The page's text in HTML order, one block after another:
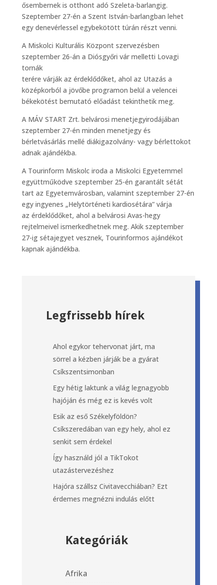
ősembernek is otthont adó Szeleta-barlangig.
Szeptember 27-én a Szent István-barlangban lehet
egy denevérlessel egybekötött túrán részt venni.
A Miskolci Kulturális Központ szervezésben
szeptember 26-án a Diósgyőri vár melletti Lovagi
tornák
terére várják az érdeklődőket, ahol az Utazás a
középkorból a jövőbe programon belül a velencei
békekötést bemutató előadást tekinthetik meg.
A MÁV START Zrt. belvárosi menetjegyirodájában
szeptember 27-én minden menetjegy és
bérletvásárlás mellé diákigazolvány- vagy bérlettokot
adnak ajándékba.
A Tourinform Miskolc iroda a Miskolci Egyetemmel
együttműködve szeptember 25-én garantált sétát
tart az Egyetemvárosban, valamint szeptember 27-én
egy ingyenes „Helytörténeti kardiosétára” várja
az érdeklődőket, ahol a belvárosi Avas-hegy
rejtelmeivel ismerkedhetnek meg. Akik szeptember
27-ig sétajegyet vesznek, Tourinformos ajándékot
kapnak ajándékba.
Legfrissebb hírek
Ahol egykor tehervonat járt, ma
sörrel a kézben járják be a gyárat
Csíkszentsimonban
Egy hétig laktunk a világ legnagyobb
hajóján és még ez is kevés volt
Esik az eső Székelyföldön?
Csíkszeredában van egy hely, ahol ez
senkit sem érdekel
Így használd jól a TikTokot
utazástervezéshez
Hajóra szállsz Civitavecchiában? Ezt
érdemes megnézni indulás előtt
Kategóriák
Afrika